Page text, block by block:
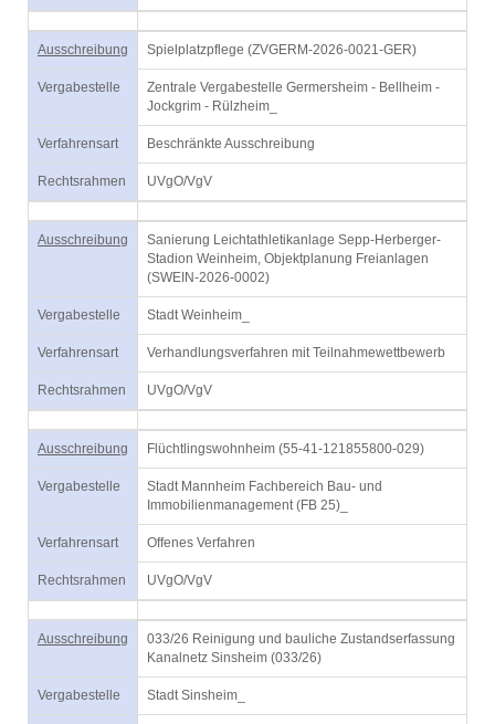
Ausschreibung Spielplatzpflege (ZVGERM-2026-0021-GER)
Vergabestelle
Zentrale Vergabestelle Germersheim - Bellheim -
Jockgrim - Rülzheim_
Verfahrensart Beschränkte Ausschreibung
Rechtsrahmen UVgO/VgV
Ausschreibung
Sanierung Leichtathletikanlage Sepp-Herberger-
Stadion Weinheim, Objektplanung Freianlagen
(SWEIN-2026-0002)
Vergabestelle Stadt Weinheim_
Verfahrensart Verhandlungsverfahren mit Teilnahmewettbewerb
Rechtsrahmen UVgO/VgV
Ausschreibung Flüchtlingswohnheim (55-41-121855800-029)
Vergabestelle
Stadt Mannheim Fachbereich Bau- und
Immobilienmanagement (FB 25)_
Verfahrensart Offenes Verfahren
Rechtsrahmen UVgO/VgV
Ausschreibung
033/26 Reinigung und bauliche Zustandserfassung
Kanalnetz Sinsheim (033/26)
Vergabestelle Stadt Sinsheim_